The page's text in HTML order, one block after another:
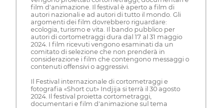
film d'animazione. Il festival è aperto a film di
autori nazionali e ad autori di tutto il mondo. Gli
argomenti dei film dovrebbero riguardare:
ecologia, turismo e vita. Il bando pubblico per
autori di cortometraggi dura dal 17 al 31 maggio
2024. I film ricevuti vengono esaminati da un
comitato di selezione che non prenderà in
considerazione i film che contengono messaggi o
contenuti offensivi o aggressivi.
Il Festival internazionale di cortometraggi e
fotografia «Short cut» Indjija si terrà il 30 agosto
2024. Il festival proietta cortometraggi,
documentari e film d'animazione sul tema